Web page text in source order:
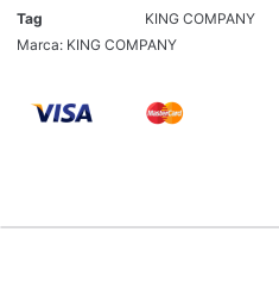
Tag
KING COMPANY
Marca: KING COMPANY